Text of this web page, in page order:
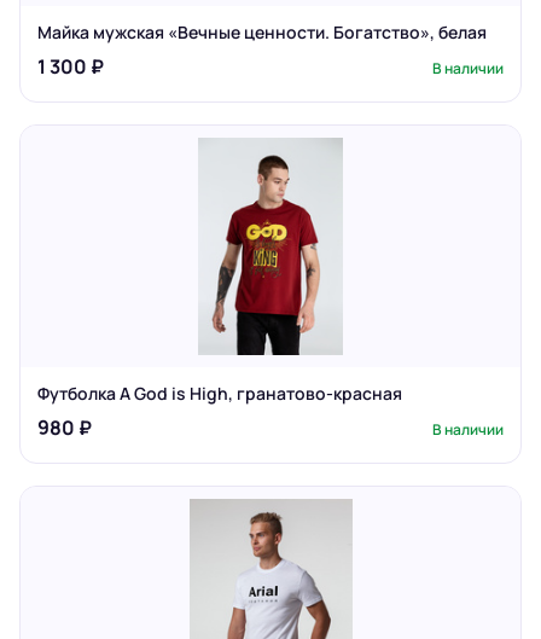
Майка мужская «Вечные ценности. Богатство», белая
1 300 ₽ В наличии
Футболка A God is High, гранатово-красная
980 ₽ В наличии